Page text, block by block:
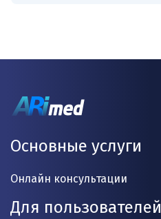
Основные услуги
Онлайн консультации
Для пользователей